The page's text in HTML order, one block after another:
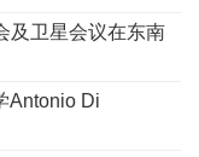
及卫星会议在东南
Antonio Di